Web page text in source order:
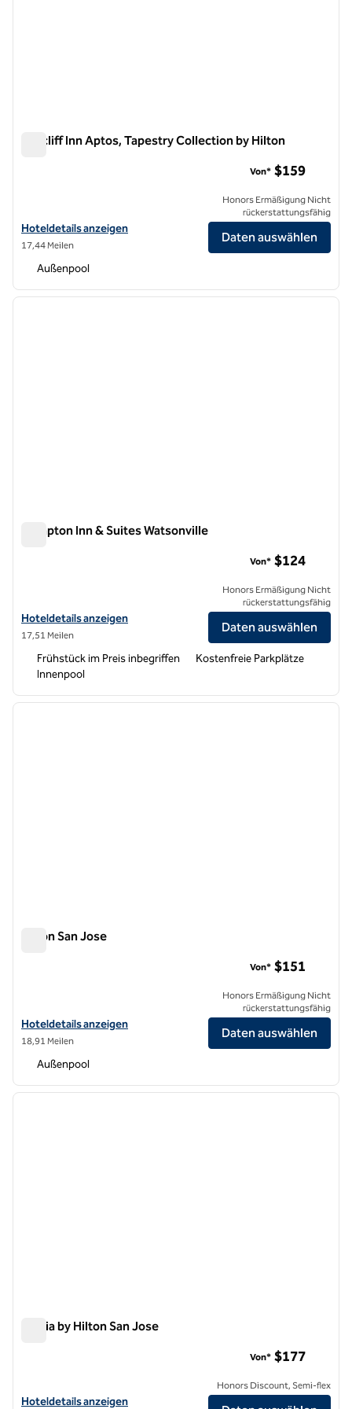
Seacliff Inn Aptos, Tapestry Collection by Hilton
Hoteldetails für Seacliff Inn Aptos, Tapestry Collection by Hilton
Hoteldetails anzeigen
17,44 Meilen
Von* $159
Honors Ermäßigung Nicht
rückerstattungsfähig
Daten auswählen
Außenpool
1 von 12
Hampton Inn & Suites Watsonville
Hoteldetails für Hampton Inn & Suites Watsonville anzeigen
Hoteldetails anzeigen
17,51 Meilen
Von* $124
Honors Ermäßigung Nicht
rückerstattungsfähig
Daten auswählen
Frühstück im Preis inbegriffen
Kostenfreie Parkplätze
Innenpool
1 von 12
Hilton San Jose
Hoteldetails für das Hilton San Jose anzeigen
Hoteldetails anzeigen
18,91 Meilen
Von* $151
Honors Ermäßigung Nicht
rückerstattungsfähig
Daten auswählen
Außenpool
1 von 12
Signia by Hilton San Jose
Hoteldetails für Signia by Hilton San Jose anzeigen
Hoteldetails anzeigen
Von* $177
Honors Discount, Semi-flex